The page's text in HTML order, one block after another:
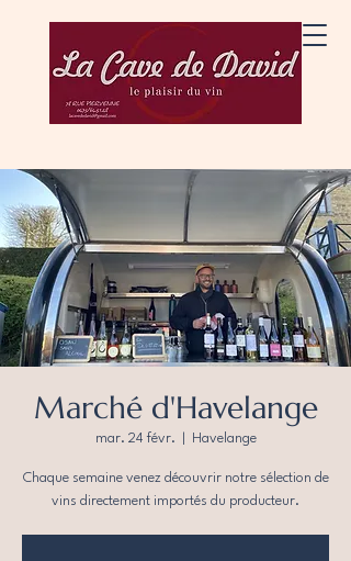
Marché d'Havelange
mar. 24 févr. Havelange
Chaque semaine venez découvrir notre sélection de
vins directement importés du producteur.